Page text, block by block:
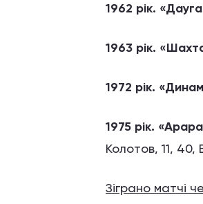
1962 рік.
1963 рік.
1972 рік.
1975 рік.
Колотов, 11, 40,
Зіграно матчі